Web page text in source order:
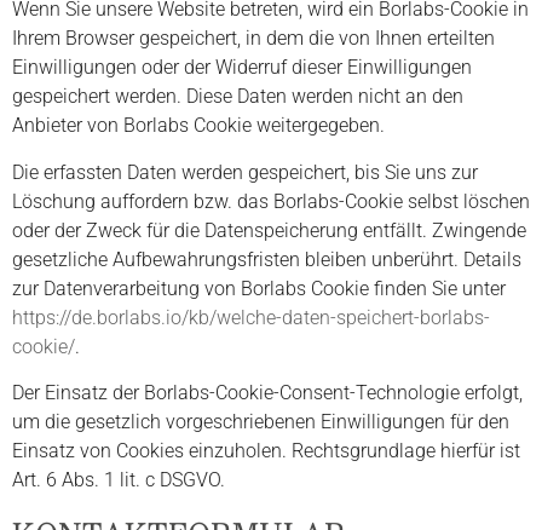
Wenn Sie unsere Website betreten, wird ein Borlabs-Cookie in
Ihrem Browser gespeichert, in dem die von Ihnen erteilten
Einwilligungen oder der Widerruf dieser Einwilligungen
gespeichert werden. Diese Daten werden nicht an den
Anbieter von Borlabs Cookie weitergegeben.
Die erfassten Daten werden gespeichert, bis Sie uns zur
Löschung auffordern bzw. das Borlabs-Cookie selbst löschen
oder der Zweck für die Datenspeicherung entfällt. Zwingende
gesetzliche Aufbewahrungsfristen bleiben unberührt. Details
zur Datenverarbeitung von Borlabs Cookie finden Sie unter
https://de.borlabs.io/kb/welche-daten-speichert-borlabs-
cookie/.
Der Einsatz der Borlabs-Cookie-Consent-Technologie erfolgt,
um die gesetzlich vorgeschriebenen Einwilligungen für den
Einsatz von Cookies einzuholen. Rechtsgrundlage hierfür ist
Art. 6 Abs. 1 lit. c DSGVO.